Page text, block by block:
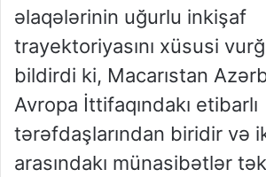
əlaqələrinin uğurlu inkişaf
trayektoriyasını xüsusi
bildirdi ki, Macarıstan
Avropa İttifaqındakı etibarlı
tərəfdaşlarından biridir və
arasındakı münasibətlər